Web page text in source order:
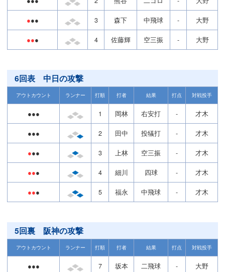
●●● 3 森下 中飛球 - 大野
●●● 4 佐藤輝 空三振 - 大野
6回表 中日の攻撃
アウトカウント ランナー 打順 打者 結果 打点 対戦投手
●●● 1 岡林 右安打 - 才木
●●● 2 田中 投犠打 - 才木
●●● 3 上林 空三振 - 才木
●●● 4 細川 四球 - 才木
●●● 5 福永 中飛球 - 才木
5回裏 阪神の攻撃
アウトカウント ランナー 打順 打者 結果 打点 対戦投手
●●● 7 坂本 二飛球 - 大野